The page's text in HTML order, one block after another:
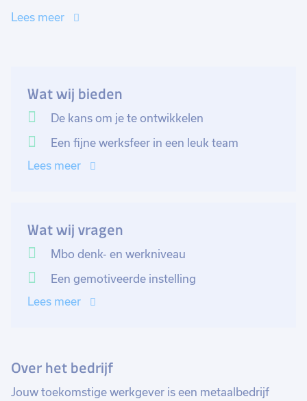
werkvoorbereiding, zodat het klaar is voor de
werktekeningen verzameld. Jij bespreekt met de klant
hoe zijn product eruit moet komen te zien. Aan de
hand daarvan ga jij met Auto-Cad aan de slag. Jij
vertaalt de wensen van de klant in de werktekening. Je
brengt de kosten in kaart en je zorgt ervoor dat de
door een ervaren collega die voldoende tijd heeft om
jou goed in te werken.
Lees meer
Wat wij bieden
De kans om je te ontwikkelen
Een fijne werksfeer in een leuk team
Lees meer
Wat wij vragen
Mbo denk- en werkniveau
Een gemotiveerde instelling
Lees meer
Over het bedrijf
Jouw toekomstige werkgever is een metaalbedrijf